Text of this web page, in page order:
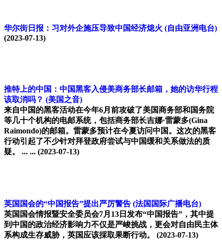
华尔街日报：习对外企施压导致中国经济熄火 (自由亚洲电台)
(2023-07-13)
推特上的中国：中国黑客入侵美商务部长邮箱，她的访华行程
该取消吗？ (美国之音)
来自中国的黑客活动在今年6月前攻破了美国商务部和国务院
等几十个机构的电邮系统，包括商务部长吉娜·雷蒙多(Gina
Raimondo)的邮箱。雷蒙多预计在今夏访问中国。这次的黑客
行动引起了不少针对拜登政府尝试与中国缓和关系做法的质
疑。 ... ... (2023-07-13)
英国国会的“中国报告”提出严厉警告 (法国国际广播电台)
英国国会情报暨安全委员会7月13日发布“中国报告”，其中提
到中国的政治经济影响力不仅是严峻挑战，更会对自由民主体
系构成生存威胁，英国应该採取果断行动。 (2023-07-13)